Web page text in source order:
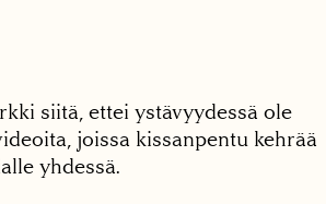
siitä, ettei ystävyydessä ole
joissa kissanpentu kehrää
yhdessä.